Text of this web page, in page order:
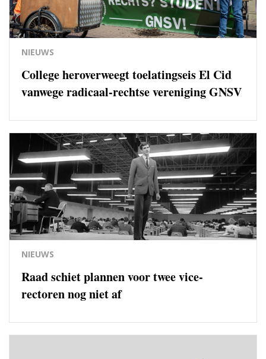
NIEUWS
College heroverweegt toelatingseis El Cid
vanwege radicaal-rechtse vereniging GNSV
NIEUWS
Raad schiet plannen voor twee vice-
rectoren nog niet af